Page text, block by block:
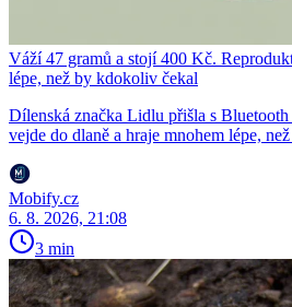
Váží 47 gramů a stojí 400 Kč.
lépe, než by kdokoliv čekal
Dílenská značka Lidlu přišla s
vejde do dlaně a hraje mnohem lépe,
Mobify.cz
6. 8. 2026, 21:08
3 min